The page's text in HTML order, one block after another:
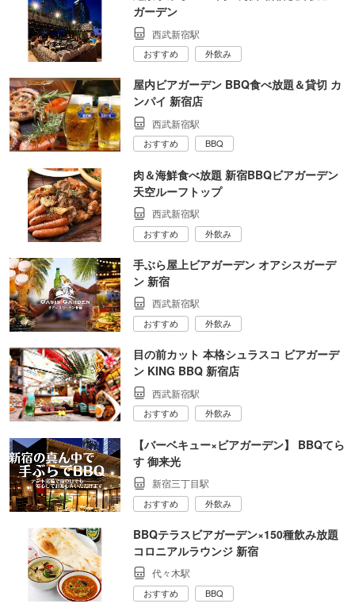
ガーデン
西武新宿駅
おすすめ 外飲み
屋内ビアガーデン BBQ食べ放題＆貸切 カ
ンパイ 新宿店
西武新宿駅
おすすめ BBQ
肉＆海鮮食べ放題 新宿BBQビアガーデン
天空ルーフトップ
西武新宿駅
おすすめ 外飲み
手ぶら屋上ビアガーデン オアシスガーデ
ン 新宿
西武新宿駅
おすすめ 外飲み
目の前カット 本格シュラスコ ビアガーデ
ン KING BBQ 新宿店
西武新宿駅
おすすめ 外飲み
【バーベキュー×ビアガーデン】 BBQてら
す 御来光
新宿三丁目駅
おすすめ 外飲み
BBQテラスビアガーデン×150種飲み放題
コロニアルラウンジ 新宿
代々木駅
おすすめ BBQ